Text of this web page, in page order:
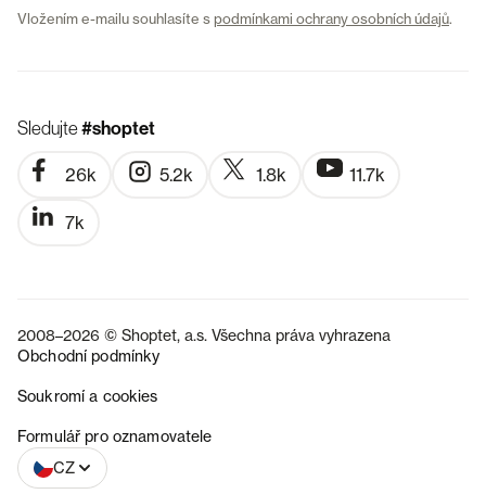
Vložením e-mailu souhlasíte spodmínkami ochrany osobních údajů.
Sledujte#shoptet
26k 5.2k 1.8k 11.7k
7k
2008–2026 © Shoptet, a.s. Všechna práva vyhrazena
Obchodní podmínky
Soukromí a cookies
Formulář pro oznamovatele
CZ